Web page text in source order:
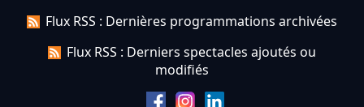
Flux RSS : Dernières programmations archivées
Flux RSS : Derniers spectacles ajoutés ou
modifiés